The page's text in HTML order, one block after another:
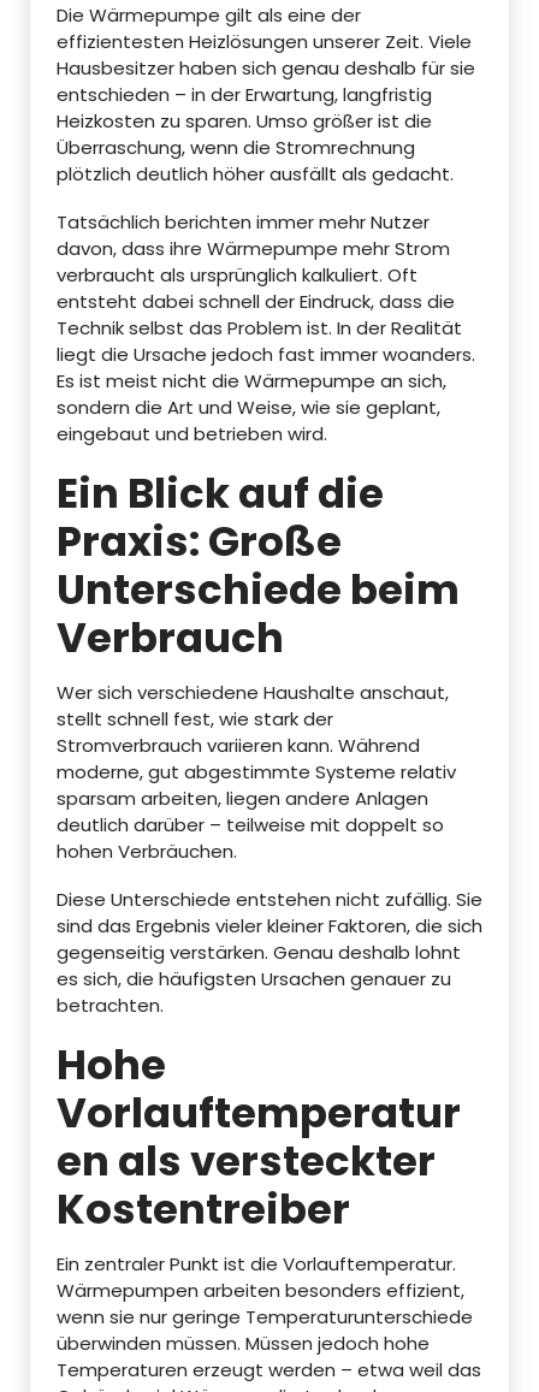
Die Wärmepumpe gilt als eine der
effizientesten Heizlösungen unserer Zeit. Viele
Hausbesitzer haben sich genau deshalb für sie
entschieden – in der Erwartung, langfristig
Heizkosten zu sparen. Umso größer ist die
Überraschung, wenn die Stromrechnung
plötzlich deutlich höher ausfällt als gedacht.
Tatsächlich berichten immer mehr Nutzer
davon, dass ihre Wärmepumpe mehr Strom
verbraucht als ursprünglich kalkuliert. Oft
entsteht dabei schnell der Eindruck, dass die
Technik selbst das Problem ist. In der Realität
liegt die Ursache jedoch fast immer woanders.
Es ist meist nicht die Wärmepumpe an sich,
sondern die Art und Weise, wie sie geplant,
eingebaut und betrieben wird.
Ein Blick auf die
Praxis: Große
Unterschiede beim
Verbrauch
Wer sich verschiedene Haushalte anschaut,
stellt schnell fest, wie stark der
Stromverbrauch variieren kann. Während
moderne, gut abgestimmte Systeme relativ
sparsam arbeiten, liegen andere Anlagen
deutlich darüber – teilweise mit doppelt so
hohen Verbräuchen.
Diese Unterschiede entstehen nicht zufällig. Sie
sind das Ergebnis vieler kleiner Faktoren, die sich
gegenseitig verstärken. Genau deshalb lohnt
es sich, die häufigsten Ursachen genauer zu
betrachten.
Hohe
Vorlauftemperatur
en als versteckter
Kostentreiber
Ein zentraler Punkt ist die Vorlauftemperatur.
Wärmepumpen arbeiten besonders effizient,
wenn sie nur geringe Temperaturunterschiede
überwinden müssen. Müssen jedoch hohe
Temperaturen erzeugt werden – etwa weil das